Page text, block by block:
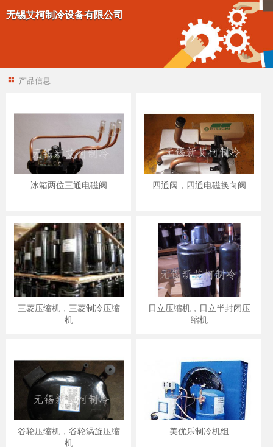
无锡艾柯制冷设备有限公司
产品信息
冰箱两位三通电磁阀 四通阀，四通电磁换向阀
三菱压缩机，三菱制冷压缩
机
日立压缩机，日立半封闭压
缩机
谷轮压缩机，谷轮涡旋压缩
机
美优乐制冷机组